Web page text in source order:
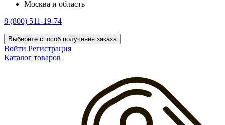
Москва и область
8 (800) 511-19-74
Выберите способ получения заказа
Войти Регистрация
Каталог товаров